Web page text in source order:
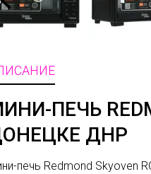
ПЕЧЬ
ДНР
печь Redmond Skyoven